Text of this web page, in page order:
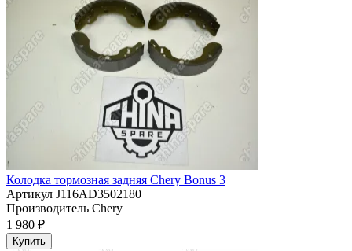
Колодка тормозная задняя Chery Bonus 3
Артикул J116AD3502180
Производитель Chery
1 980 ₽
Купить